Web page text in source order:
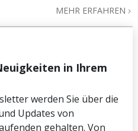
MEHR ERFAHREN
in Ihrem
werden Sie über die
Updates von
gehalten. Von